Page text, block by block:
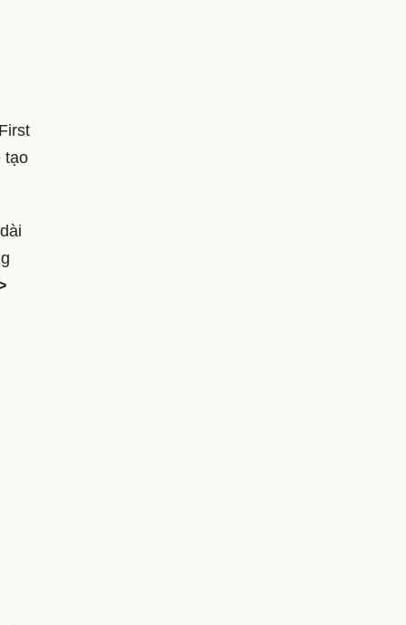
tạo